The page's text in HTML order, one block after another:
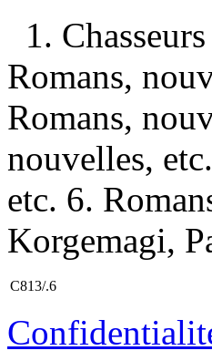
1.
Romans,
Romans,
nouvelles,
etc. 6.
Korgemagi,
C813/.6